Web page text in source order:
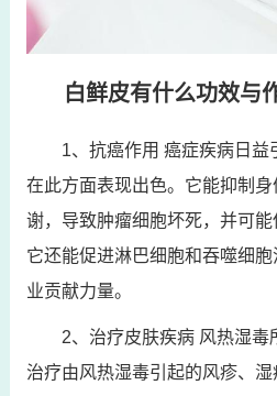
白鲜皮有什么功效与
1、抗癌作用 癌症疾病日益
在此方面表现出色。它能抑制
谢，导致肿瘤细胞坏死，并可能
它还能促进淋巴细胞和吞噬细
业贡献力量。
2、治疗皮肤疾病 风热湿
治疗由风热湿毒引起的风疹、